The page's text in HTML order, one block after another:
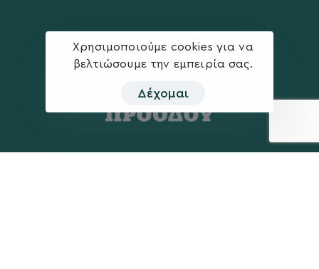
Χρησιμοποιούμε cookies για να
βελτιώσουμε την εμπειρία σας.
Δέχομαι